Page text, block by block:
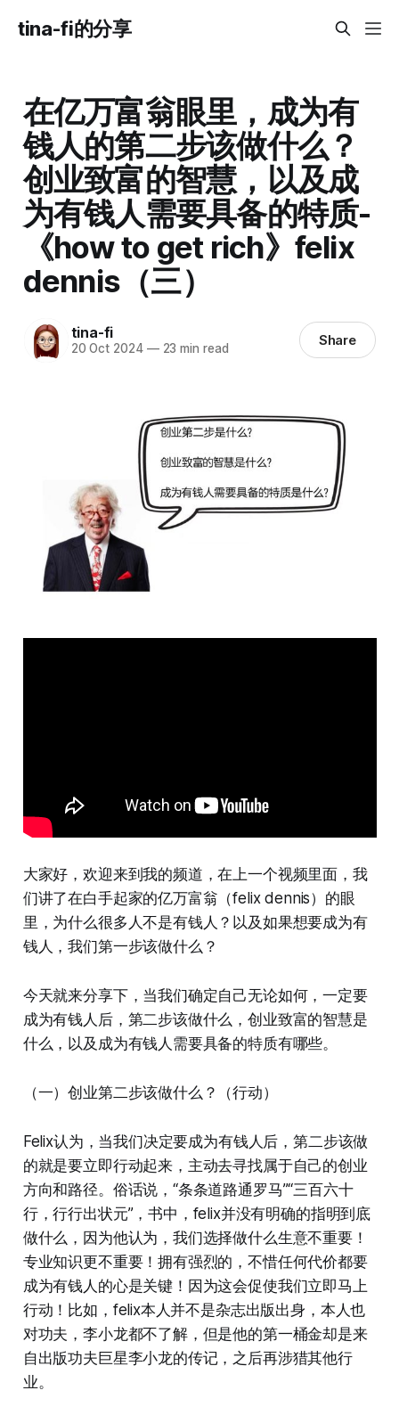
tina-fi的分享
在亿万富翁眼里，成为有
钱人的第二步该做什么？
创业致富的智慧，以及成
为有钱人需要具备的特质-
《how to get rich》felix
dennis（三）
tina-fi
20 Oct 2024 —23 min read Share
大家好，欢迎来到我的频道，在上一个视频里面，我
们讲了在白手起家的亿万富翁（felix dennis）的眼
里，为什么很多人不是有钱人？以及如果想要成为有
钱人，我们第一步该做什么？
今天就来分享下，当我们确定自己无论如何，一定要
成为有钱人后，第二步该做什么，创业致富的智慧是
什么，以及成为有钱人需要具备的特质有哪些。
（一）创业第二步该做什么？（行动）
Felix认为，当我们决定要成为有钱人后，第二步该做
的就是要立即行动起来，主动去寻找属于自己的创业
方向和路径。俗话说，“条条道路通罗马”“三百六十
行，行行出状元”，书中，felix并没有明确的指明到底
做什么，因为他认为，我们选择做什么生意不重要！
专业知识更不重要！拥有强烈的，不惜任何代价都要
成为有钱人的心是关键！因为这会促使我们立即马上
行动！比如，felix本人并不是杂志出版出身，本人也
对功夫，李小龙都不了解，但是他的第一桶金却是来
自出版功夫巨星李小龙的传记，之后再涉猎其他行
业。